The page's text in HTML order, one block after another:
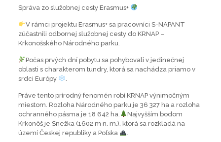
Správa zo služobnej cesty Erasmus+
V rámci projektu Erasmus+ sa pracovníci S-NAPANT
zúčastnili odbornej služobnej cesty do KRNAP –
Krkonošského Národného parku.
Počas prvých dní pobytu sa pohybovali v jedinečnej
oblasti s charakterom tundry, ktorá sa nachádza priamo v
srdci Európy
Práve tento prírodný fenomén robí KRNAP výnimočným
miestom. Rozloha Národného parku je 36 327 ha a rozloha
ochranného pásma je 18 642 ha.
Najvyšším bodom
Krkonôš je Snežka (1602 m n. m.), ktorá sa rozkladá na
území Českej republiky a Poľska